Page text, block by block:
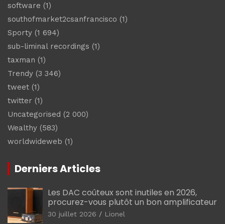
software (1)
southofmarket2csanfrancisco (1)
Sporty (1 694)
sub-liminal recordings (1)
taxman (1)
Trendy (3 346)
tweet (1)
twitter (1)
Uncategorised (2 000)
Wealthy (583)
worldwideweb (1)
Derniers Articles
Les DAC coûteux sont inutiles en 2026,
procurez-vous plutôt un bon amplificateur
30 juillet 2026 Lionel